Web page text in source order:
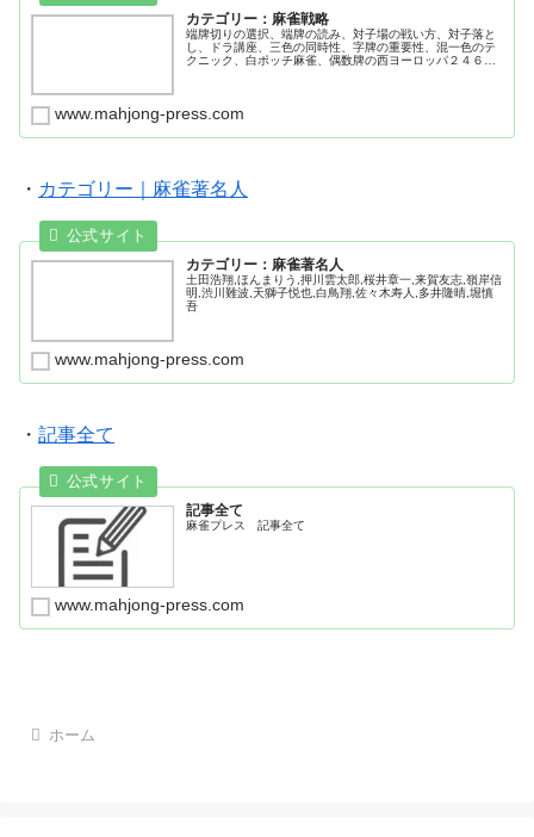
カテゴリー：麻雀戦略
端牌切りの選択、端牌の読み、対子場の戦い方、対子落と
し、ドラ講座、三色の同時性、字牌の重要性、混一色のテ
クニック、白ポッチ麻雀、偶数牌の西ヨーロッパ２４６８
www.mahjong-press.com
・ カテゴリー｜麻雀著名人
カテゴリー：麻雀著名人
土田浩翔,ほんまりう,押川雲太郎,桜井章一,来賀友志,嶺岸信
明,渋川難波,天獅子悦也,白鳥翔,佐々木寿人,多井隆晴,堀慎
吾
www.mahjong-press.com
・ 記事全て
記事全て
麻雀プレス 記事全て
www.mahjong-press.com
ホーム